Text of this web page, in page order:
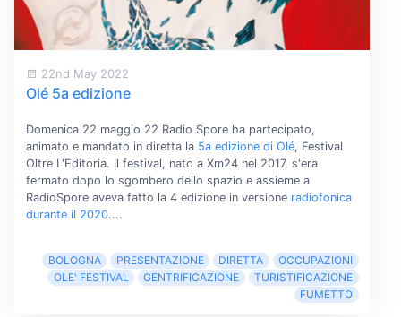
22nd May 2022
Olé 5a edizione
Domenica 22 maggio 22 Radio Spore ha partecipato,
animato e mandato in diretta la 5a edizione di Olé, Festival
Oltre L'Editoria. Il festival, nato a Xm24 nel 2017, s'era
fermato dopo lo sgombero dello spazio e assieme a
RadioSpore aveva fatto la 4 edizione in versioneradiofonica
durante il 2020....
BOLOGNA PRESENTAZIONE DIRETTA
OCCUPAZIONI
OLE' FESTIVAL
GENTRIFICAZIONE
TURISTIFICAZIONE
FUMETTO